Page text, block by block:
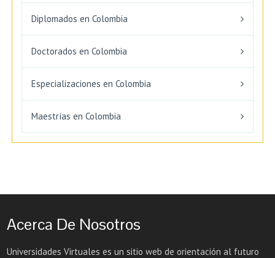
Diplomados en Colombia
Doctorados en Colombia
Especializaciones en Colombia
Maestrías en Colombia
Acerca De Nosotros
Universidades Virtuales es un sitio web de orientación al futuro